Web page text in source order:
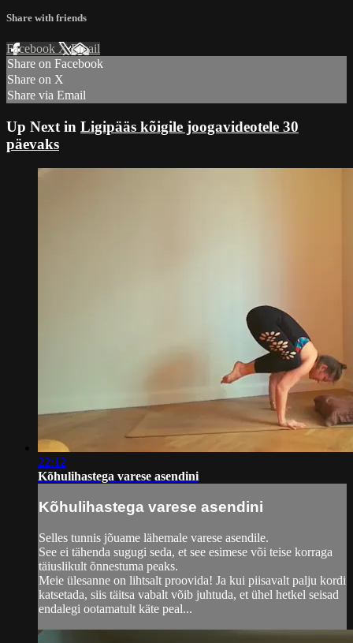
Share with friends
Facebook XEmail
Share on Facebook
Share on X
Share via Email
Up Next in Ligipääs kõigile joogavideotele 30
päevaks
22:12
Kõhulihastega varese asendini
Kõhulihastega varese asendini
Selles tunnis jõuame lähemale varese asendile.
See ei tähenda sugugi seda, et see esimese või teise korraga
täiuslikult õnnestuma peaks.
Meie ülesanne on lihtsalt proovida! Ja kui piisavalt palju kordi
katsetada, siis täitsa vabalt võib juhtuda, et ühel hetkel seisad
endalegi ootamatult käte peal...